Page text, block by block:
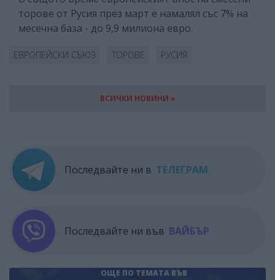
торове от Русия през март е намалял със 7% на
месечна база - до 9,9 милиона евро.
ЕВРОПЕЙСКИ СЪЮЗ ТОРОВЕ РУСИЯ
ВСИЧКИ НОВИНИ »
Последвайте ни в ТЕЛЕГРАМ
Последвайте ни във ВАЙБЪР
ОЩЕ ПО ТЕМАТА ВЪВ